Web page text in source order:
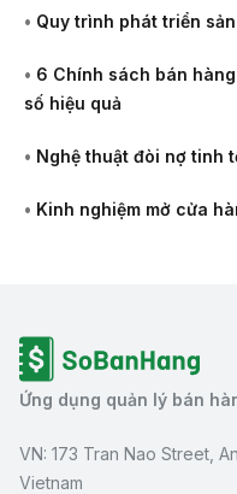
• Quy trình phát triển
• 6 Chính sách bán
số hiệu quả
• Nghệ thuật đòi nợ tinh
• Kinh nghiệm mở cửa
Ứng dụng quản lý bán
VN: 173 Tran Nao Street,
Vietnam